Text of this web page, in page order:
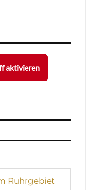
aktivieren
Ruhrgebiet